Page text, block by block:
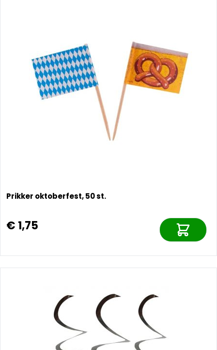
Prikker oktoberfest, 50 st.
€ 1,75